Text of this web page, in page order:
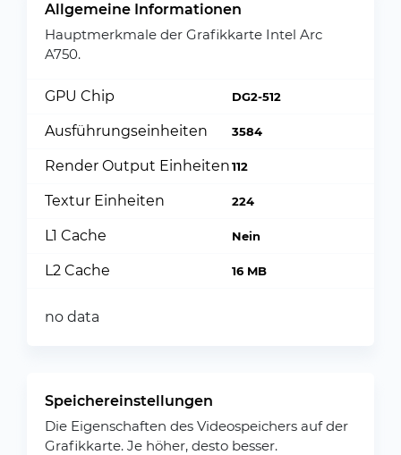
Allgemeine Informationen
Hauptmerkmale der Grafikkarte Intel Arc
A750.
GPU Chip DG2-512
Ausführungseinheiten 3584
Render Output Einheiten112
Textur Einheiten 224
L1 Cache Nein
L2 Cache 16 MB
no data
Speichereinstellungen
Die Eigenschaften des Videospeichers auf der
Grafikkarte. Je höher, desto besser.